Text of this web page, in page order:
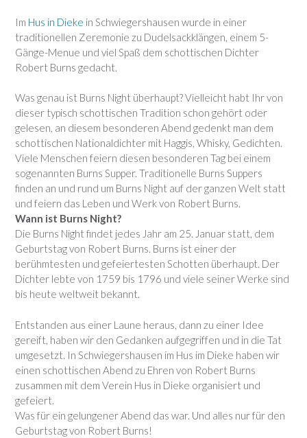
Im Hus in Dieke in Schwiegershausen wurde in einer
traditionellen Zeremonie zu Dudelsackklängen, einem 5-
Gänge-Menue und viel Spaß dem schottischen Dichter
Robert Burns gedacht.
Was genau ist Burns Night überhaupt? Vielleicht habt Ihr von
dieser typisch schottischen Tradition schon gehört oder
gelesen, an diesem besonderen Abend gedenkt man dem
schottischen Nationaldichter mit Haggis, Whisky, Gedichten.
Viele Menschen feiern diesen besonderen Tag bei einem
sogenannten Burns Supper. Traditionelle Burns Suppers
finden an und rund um Burns Night auf der ganzen Welt statt
und feiern das Leben und Werk von Robert Burns.
Wann ist Burns Night?
Die Burns Night findet jedes Jahr am 25. Januar statt, dem
Geburtstag von Robert Burns. Burns ist einer der
berühmtesten und gefeiertesten Schotten überhaupt. Der
Dichter lebte von 1759 bis 1796 und viele seiner Werke sind
bis heute weltweit bekannt.
Entstanden aus einer Laune heraus, dann zu einer Idee
gereift, haben wir den Gedanken aufgegriffen und in die Tat
umgesetzt. In Schwiegershausen im Hus im Dieke haben wir
einen schottischen Abend zu Ehren von Robert Burns
zusammen mit dem Verein Hus in Dieke organisiert und
gefeiert.
Was für ein gelungener Abend das war. Und alles nur für den
Geburtstag von Robert Burns!